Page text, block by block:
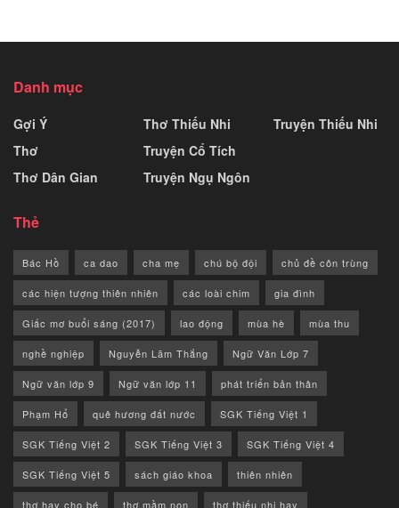
Danh mục
Gợi Ý
Thơ
Thơ Dân Gian
Thơ Thiếu Nhi
Truyện Cổ Tích
Truyện Ngụ Ngôn
Truyện Thiếu Nhi
Thẻ
Bác Hồ ca dao cha mẹ chú bộ đội chủ đề côn trùng
các hiện tượng thiên nhiên các loài chim gia đình
Giấc mơ buổi sáng (2017) lao động mùa hè mùa thu
nghề nghiệp Nguyễn Lãm Thắng Ngữ Văn Lớp 7
Ngữ văn lớp 9 Ngữ văn lớp 11 phát triển bản thân
Phạm Hổ quê hương đất nước SGK Tiếng Việt 1
SGK Tiếng Việt 2 SGK Tiếng Việt 3 SGK Tiếng Việt 4
SGK Tiếng Việt 5 sách giáo khoa thiên nhiên
thơ hay cho bé thơ mầm non thơ thiếu nhi hay